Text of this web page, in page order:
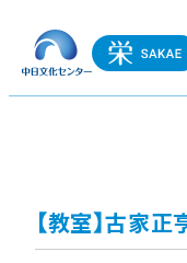
【教室】古家